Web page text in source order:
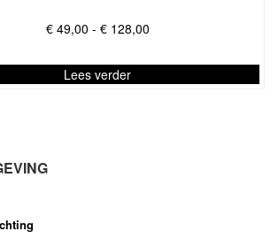
€49,00 - €128,00Prijsklasse:
tot
€ 128,00
Lees verder